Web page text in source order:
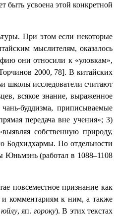
быть усвоена этой конкретной
При этом если некоторые
мыслителям, оказалось
они относили к «уловкам»,
2000, 78]. В китайских
школы исследователи считают
всякое знание, выраженное
буддизма, приписываемые
передача вне учения»; 3)
собственную природу,
Бодхидхармы. По отдельности
(работал в 1088–1108
повсеместное признание как
и комментариям к ним, а также
юйлу, яп. гороку). В этих текстах